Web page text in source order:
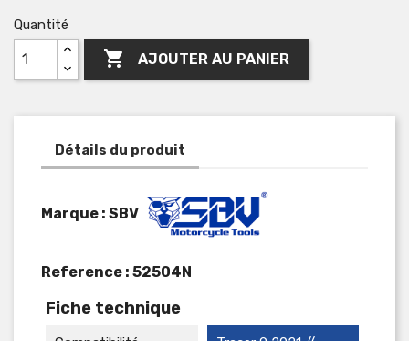
Quantité
 AJOUTER AU PANIER
Détails du produit
Marque : SBV
Reference : 52504N
Fiche technique